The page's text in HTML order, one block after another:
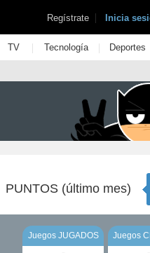
Regístrate | Inicia
TV | Tecnología | Deportes
PUNTOS (último mes)
Juegos JUGADOS Juegos